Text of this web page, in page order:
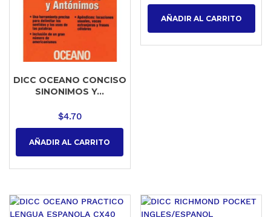
DICC OCEANO CONCISO
SINONIMOS Y...
$4.70
AÑADIR AL CARRITO
AÑADIR AL CARRITO